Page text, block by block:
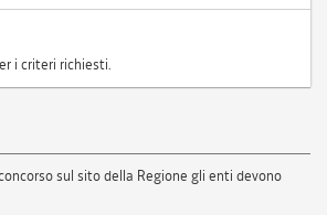
i criteri richiesti.
sul sito della Regione gli enti devono